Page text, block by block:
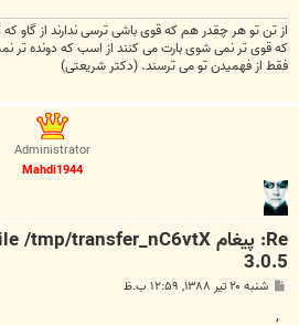
از تن تو هر چقدر هم كه قوی باشی ترسی ندارند از گاو
كه قوی تر نمی شوی بارت می كنند از اسب كه دونده تر
فقط از فهمیدن تو می ترسند. (دکتر شریعتی)
Administrator
Mahdi1944
3.0.5
پ
ت
شنبه ۲۰ تیر ۱۳۸۸, ۱۲:۵۹ ب.ظ